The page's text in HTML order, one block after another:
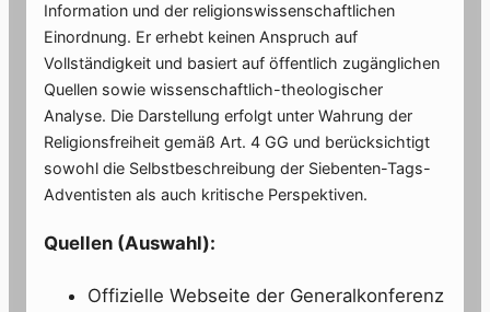
Information und der religionswissenschaftlichen
Einordnung. Er erhebt keinen Anspruch auf
Vollständigkeit und basiert auf öffentlich zugänglichen
Quellen sowie wissenschaftlich-theologischer
Analyse. Die Darstellung erfolgt unter Wahrung der
Religionsfreiheit gemäß Art. 4 GG und berücksichtigt
sowohl die Selbstbeschreibung der Siebenten-Tags-
Adventisten als auch kritische Perspektiven.
Quellen (Auswahl):
Offizielle Webseite der Generalkonferenz